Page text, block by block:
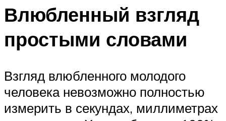
Влюбленный взгляд
простыми словами
Взгляд влюбленного молодого
человека невозможно полностью
измерить в секундах, миллиметрах